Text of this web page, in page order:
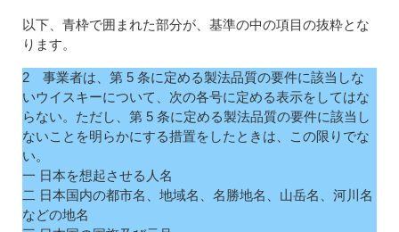
以下、青枠で囲まれた部分が、基準の中の項目の抜粋とな
ります。
2 事業者は、第 5 条に定める製法品質の要件に該当しな
いウイスキーについて、次の各号に定める表示をしてはな
らない。ただし、第 5 条に定める製法品質の要件に該当し
ないことを明らかにする措置をしたときは、この限りでな
い。
一 日本を想起させる人名
二 日本国内の都市名、地域名、名勝地名、山岳名、河川名
などの地名